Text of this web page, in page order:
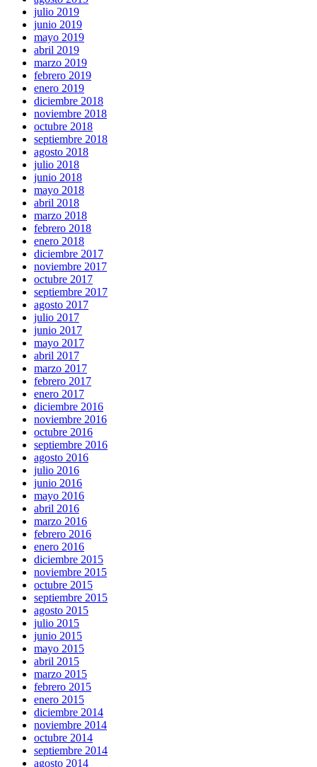
julio 2019
junio 2019
mayo 2019
abril 2019
marzo 2019
febrero 2019
enero 2019
diciembre 2018
noviembre 2018
octubre 2018
septiembre 2018
agosto 2018
julio 2018
junio 2018
mayo 2018
abril 2018
marzo 2018
febrero 2018
enero 2018
diciembre 2017
noviembre 2017
octubre 2017
septiembre 2017
agosto 2017
julio 2017
junio 2017
mayo 2017
abril 2017
marzo 2017
febrero 2017
enero 2017
diciembre 2016
noviembre 2016
octubre 2016
septiembre 2016
agosto 2016
julio 2016
junio 2016
mayo 2016
abril 2016
marzo 2016
febrero 2016
enero 2016
diciembre 2015
noviembre 2015
octubre 2015
septiembre 2015
agosto 2015
julio 2015
junio 2015
mayo 2015
abril 2015
marzo 2015
febrero 2015
enero 2015
diciembre 2014
noviembre 2014
octubre 2014
septiembre 2014
agosto 2014